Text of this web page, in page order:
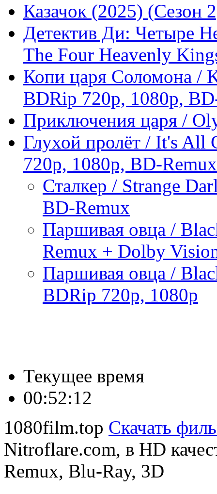
Казачок (2025) (Сезон
Детектив Ди: Четыре
The Four Heavenly
Копи царя Соломона /
BDRip 720p, 1080p,
Приключения царя /
Глухой пролёт / It's All
720p, 1080p, BD-Remux
Сталкер / Strange
BD-Remux
Паршивая овца /
Remux + Dolby
Паршивая овца /
BDRip 720p, 1080p
Текущее время
00:52:13
1080film.top Скачать
Nitroflare.com, в HD
Remux, Blu-Ray, 3D